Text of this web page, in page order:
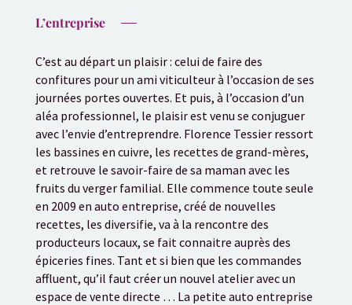
L’entreprise
C’est au départ un plaisir : celui de faire des
confitures pour un ami viticulteur à l’occasion de ses
journées portes ouvertes. Et puis, à l’occasion d’un
aléa professionnel, le plaisir est venu se conjuguer
avec l’envie d’entreprendre. Florence Tessier ressort
les bassines en cuivre, les recettes de grand-mères,
et retrouve le savoir-faire de sa maman avec les
fruits du verger familial. Elle commence toute seule
en 2009 en auto entreprise, créé de nouvelles
recettes, les diversifie, va à la rencontre des
producteurs locaux, se fait connaitre auprès des
épiceries fines. Tant et si bien que les commandes
affluent, qu’il faut créer un nouvel atelier avec un
espace de vente directe … La petite auto entreprise